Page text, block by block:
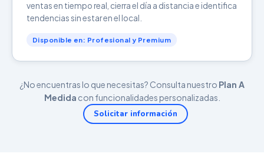
ventas en tiempo real, cierra el día a distancia e identifica
tendencias sin estar en el local.
Disponible en: Profesional y Premium
¿No encuentras lo que necesitas? Consulta nuestro Plan A
Medida con funcionalidades personalizadas.
Solicitar información